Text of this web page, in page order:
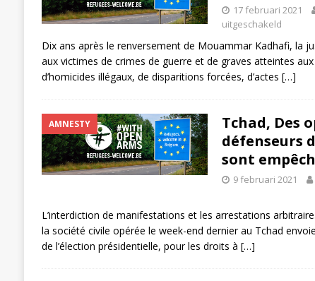
17 februari 2021
uitgeschakeld
Dix ans après le renversement de Mouammar Kadhafi, la
aux victimes de crimes de guerre et de graves atteintes
d’homicides illégaux, de disparitions forcées, d’actes […]
AMNESTY
Tchad, Des
défenseurs
sont
9 februari 2021
L’interdiction de manifestations et les arrestations
la société civile opérée le week-end dernier au Tchad
de l’élection présidentielle, pour les droits à […]